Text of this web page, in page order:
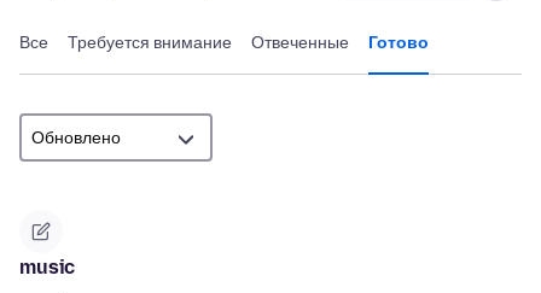
Все Требуется внимание Отвеченные Готово
music